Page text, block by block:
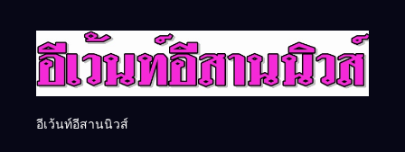
อีเว้นท์อีสานนิวส์